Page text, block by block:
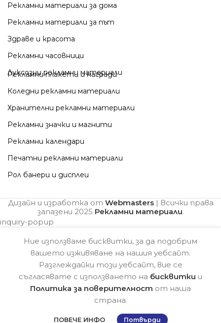
Рекламни материали за дома
Рекламни материали за път
Здраве и красота
Рекламни часовници
Луксозни рекламни материали
Рекламни плакети и награди
Коледни рекламни материали
Хранителни рекламни материали
Рекламни значки и магнити
Рекламни календари
Печатни рекламни материали
Рол банери и дисплеи
Дизайн и изработка от Webmasters| Всички права
запазени 2025 Рекламни материали.
inquiry-popup
Ние използваме бисквитки, за да подобрим
вашето изживяване на нашия уебсайт.
Разглеждайки този уебсайт, вие се
съгласявате с използването на бисквитки и
Политика за поверителност от наша
страна.
ПОВЕЧЕ ИНФО Потвърди